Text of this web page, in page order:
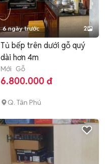
6 ngày trước 2
Tủ bếp trên dưới gỗ quý
dài hơn 4m
Mới Gỗ
6.800.000 đ
Q. Tân Phú